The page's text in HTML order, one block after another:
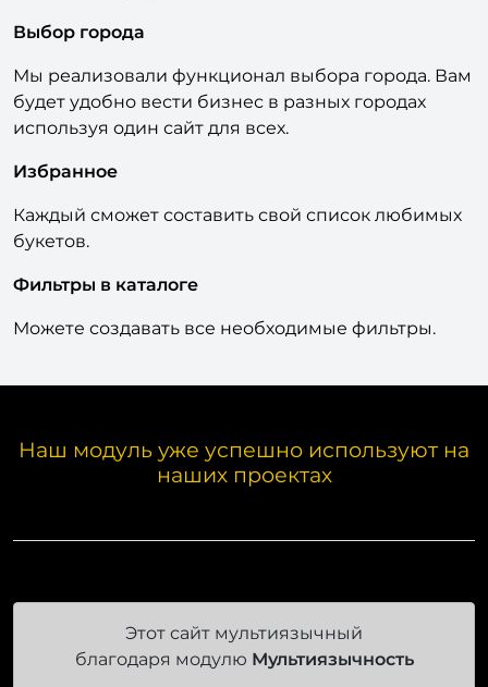
Выбор города
Мы реализовали функционал выбора города. Вам
будет удобно вести бизнес в разных городах
используя один сайт для всех.
Избранное
Каждый сможет составить свой список любимых
букетов.
Фильтры в каталоге
Можете создавать все необходимые фильтры.
Наш модуль уже успешно используют на
наших проектах
Этот сайт мультиязычный
благодаря модулю Мультиязычность